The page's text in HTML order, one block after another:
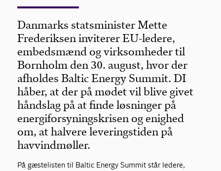
Danmarks statsminister Mette
Frederiksen inviterer EU-ledere,
embedsmænd og virksomheder til
Bornholm den 30. august, hvor der
afholdes Baltic Energy Summit. DI
håber, at der på mødet vil blive givet
håndslag på at finde løsninger på
energiforsyningskrisen og enighed
om, at halvere leveringstiden på
havvindmøller.
På gæstelisten til Baltic Energy Summit står ledere,